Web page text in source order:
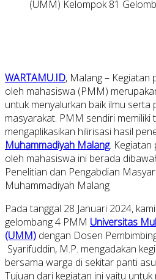
(UMM) Kelompok 81
WARTAMU.ID, Malang – Kegiatan
oleh mahasiswa (PMM)
untuk menyalurkan baik ilmu serta
masyarakat. PMM sendiri memiliki
mengaplikasikan hilirisasi hasil
Muhammadiyah Malang. Kegiatan
oleh mahasiswa ini berada
Penelitian dan Pengabdian
Muhammadiyah Malang
Pada tanggal 28 Januari 2024,
gelombang 4 PMM Universitas
(UMM) dengan Dosen
Syarifuddin, M.P. mengadakan
bersama warga di sekitar panti
Tujuan dari kegiatan ini yaitu